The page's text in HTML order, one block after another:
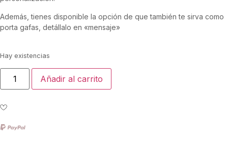
Además, tienes disponible la opción de que también te sirva como
porta gafas, detállalo en «mensaje»
Hay existencias
Añadir al carrito